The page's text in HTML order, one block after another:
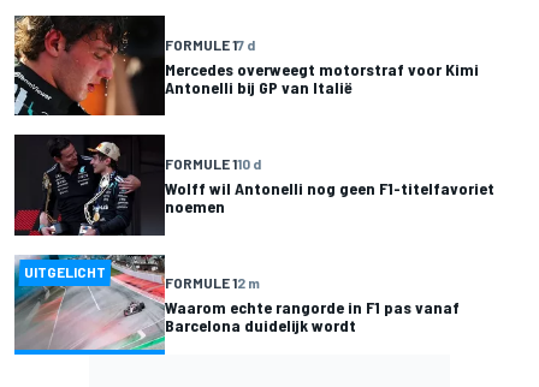
FORMULE 17 d
Mercedes overweegt motorstraf voor Kimi
Antonelli bij GP van Italië
FORMULE 110 d
Wolff wil Antonelli nog geen F1-titelfavoriet
noemen
UITGELICHT
FORMULE 12 m
Waarom echte rangorde in F1 pas vanaf
Barcelona duidelijk wordt